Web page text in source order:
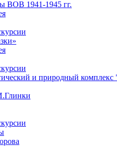
ВОВ 1941-1945 гг.
и природный комплекс